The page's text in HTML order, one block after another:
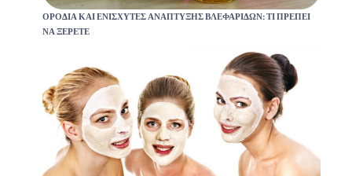
ΟΡΌΔΙΑ ΚΑΙ ΕΝΙΣΧΥΤΈΣ ΑΝΆΠΤΥΞΗΣ ΒΛΕΦΑΡΊΔΩΝ: ΤΙ ΠΡΈΠΕΙ
ΝΑ ΞΈΡΕΤΕ